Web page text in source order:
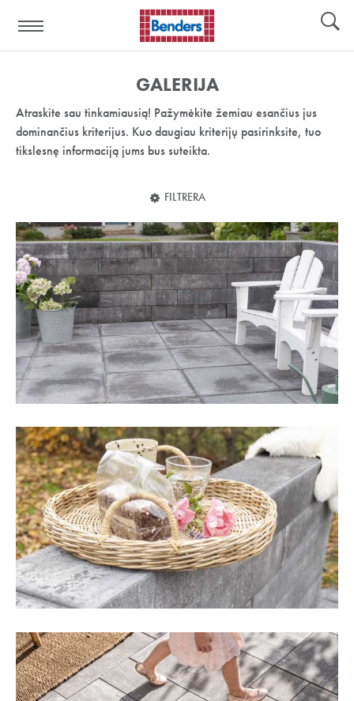
nuoroda:
GALERIJA
Atraskite sau tinkamiausią! Pažymėkite žemiau esančius jus
dominančius kriterijus. Kuo daugiau kriterijų pasirinksite, tuo
tikslesnę informaciją jums bus suteikta.
FILTRERA